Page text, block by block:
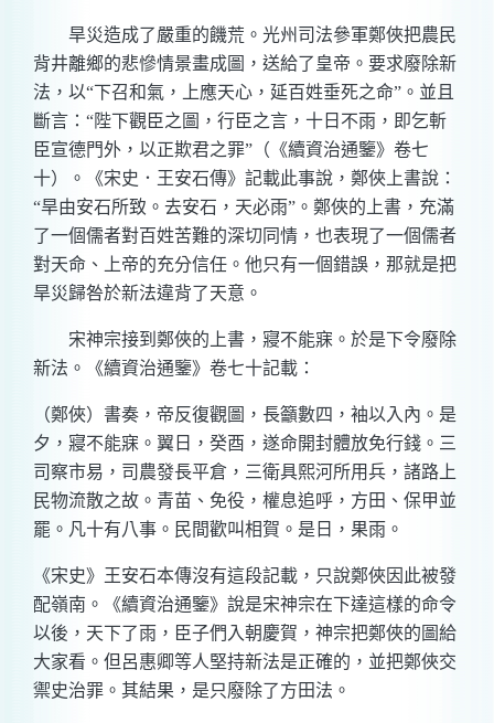
旱災造成了嚴重的饑荒。光州司法參軍鄭俠把農民
背井離鄉的悲慘情景畫成圖，送給了皇帝。要求廢除新
法，以“下召和氣，上應天心，延百姓垂死之命”。並且
斷言：“陛下觀臣之圖，行臣之言，十日不雨，即乞斬
臣宣德門外，以正欺君之罪”（《續資治通鑒》卷七
十）。《宋史．王安石傳》記載此事說，鄭俠上書說：
“旱由安石所致。去安石，天必雨”。鄭俠的上書，充滿
了一個儒者對百姓苦難的深切同情，也表現了一個儒者
對天命、上帝的充分信任。他只有一個錯誤，那就是把
旱災歸咎於新法違背了天意。
宋神宗接到鄭俠的上書，寢不能寐。於是下令廢除
新法。《續資治通鑒》卷七十記載：
（鄭俠）書奏，帝反復觀圖，長籲數四，袖以入內。是
夕，寢不能寐。翼日，癸酉，遂命開封體放免行錢。三
司察市易，司農發長平倉，三衛具熙河所用兵，諸路上
民物流散之故。青苗、免役，權息追呼，方田、保甲並
罷。凡十有八事。民間歡叫相賀。是日，果雨。
《宋史》王安石本傳沒有這段記載，只說鄭俠因此被發
配嶺南。《續資治通鑒》說是宋神宗在下達這樣的命令
以後，天下了雨，臣子們入朝慶賀，神宗把鄭俠的圖給
大家看。但呂惠卿等人堅持新法是正確的，並把鄭俠交
禦史治罪。其結果，是只廢除了方田法。